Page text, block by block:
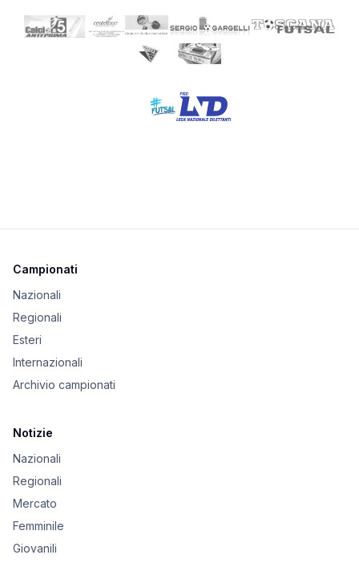
Campionati
Nazionali
Regionali
Esteri
Internazionali
Archivio campionati
Notizie
Nazionali
Regionali
Mercato
Femminile
Giovanili